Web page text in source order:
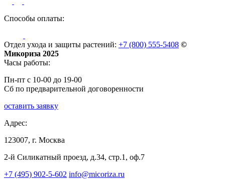
Способы оплаты:
Отдел ухода и защиты растений: +7 (800) 555-5408 ©
Микориза 2025
Часы работы:
Пн-пт с 10-00 до 19-00
Сб по предварительной договоренности
оставить заявку
Адрес:
123007, г. Москва
2-й Силикатный проезд, д.34, стр.1, оф.7
+7 (495) 902-5-602 info@micoriza.ru